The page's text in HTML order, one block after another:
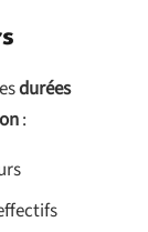
durées
: